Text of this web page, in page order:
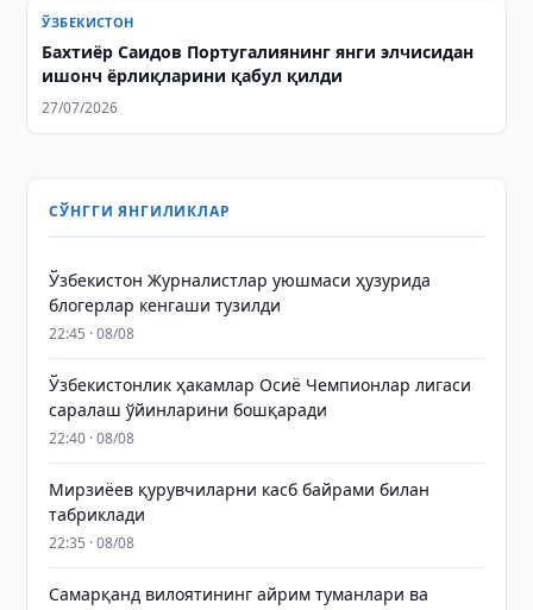
ЎЗБЕКИСТОН
Бахтиёр Саидов Португалиянинг янги элчисидан
ишонч ёрлиқларини қабул қилди
27/07/2026
СЎНГГИ ЯНГИЛИКЛАР
Ўзбекистон Журналистлар уюшмаси ҳузурида
блогерлар кенгаши тузилди
22:45 · 08/08
Ўзбекистонлик ҳакамлар Осиё Чемпионлар лигаси
саралаш ўйинларини бошқаради
22:40 · 08/08
Мирзиёев қурувчиларни касб байрами билан
табриклади
22:35 · 08/08
Самарқанд вилоятининг айрим туманлари ва